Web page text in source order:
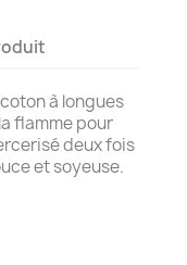
à longues
flamme pour
deux fois
et soyeuse.